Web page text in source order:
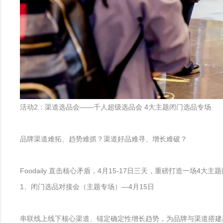
活动2：渠道选品会——千人超级选品会 4大主题闭门选品专场
品牌渠道难拓、趋势难抓？渠道好品难寻、增长难破？
Foodaily 直击核心矛盾，4月15-17日三天，重磅打造一场4大主
1、闭门选品对接会（主题专场）—4月15日
串联线上线下核心渠道、锚定确定性增长趋势，为品牌与渠道搭